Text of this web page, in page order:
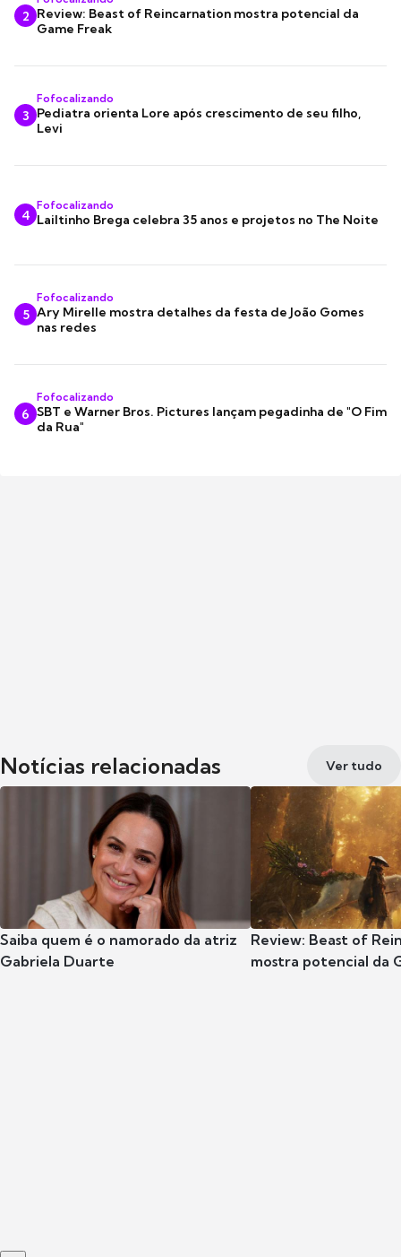
2 Review: Beast of Reincarnation mostra potencial da
Game Freak
3
Fofocalizando
Pediatra orienta Lore após crescimento de seu filho,
Levi
4
Fofocalizando
Lailtinho Brega celebra 35 anos e projetos no The Noite
5
Fofocalizando
Ary Mirelle mostra detalhes da festa de João Gomes
nas redes
6
Fofocalizando
SBT e Warner Bros. Pictures lançam pegadinha de "O Fim
da Rua"
Notícias relacionadas Ver tudo
Saiba quem é o namorado da atriz
Gabriela Duarte
Review: Beast of
mostra potencial da